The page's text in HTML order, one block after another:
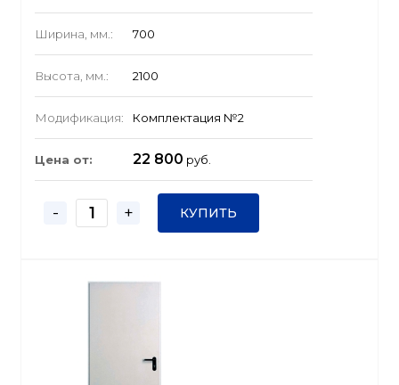
Ширина, мм.: 700
Высота, мм.: 2100
Модификация: Комплектация №2
Цена от: 22 800 руб.
- + КУПИТЬ